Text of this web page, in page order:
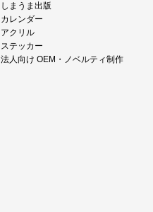
しまうま出版
カレンダー
アクリル
ステッカー
法人向け OEM・ノベルティ制作